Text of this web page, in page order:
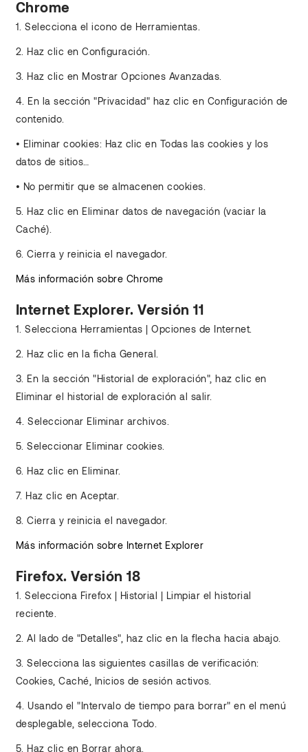
Chrome
1. Selecciona el icono de Herramientas.
2. Haz clic en Configuración.
3. Haz clic en Mostrar Opciones Avanzadas.
4. En la sección "Privacidad" haz clic en Configuración de
contenido.
• Eliminar cookies: Haz clic en Todas las cookies y los
datos de sitios…
• No permitir que se almacenen cookies.
5. Haz clic en Eliminar datos de navegación (vaciar la
Caché).
6. Cierra y reinicia el navegador.
Más información sobre Chrome
Internet Explorer. Versión 11
1. Selecciona Herramientas | Opciones de Internet.
2. Haz clic en la ficha General.
3. En la sección "Historial de exploración", haz clic en
Eliminar el historial de exploración al salir.
4. Seleccionar Eliminar archivos.
5. Seleccionar Eliminar cookies.
6. Haz clic en Eliminar.
7. Haz clic en Aceptar.
8. Cierra y reinicia el navegador.
Más información sobre Internet Explorer
Firefox. Versión 18
1. Selecciona Firefox | Historial | Limpiar el historial
reciente.
2. Al lado de "Detalles", haz clic en la flecha hacia abajo.
3. Selecciona las siguientes casillas de verificación:
Cookies, Caché, Inicios de sesión activos.
4. Usando el "Intervalo de tiempo para borrar" en el menú
desplegable, selecciona Todo.
5. Haz clic en Borrar ahora.